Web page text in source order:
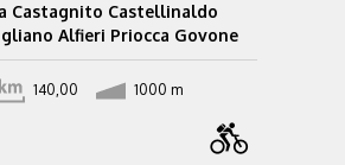
Castagnito Castellinaldo
Alfieri Priocca Govone
140,00 1000 m